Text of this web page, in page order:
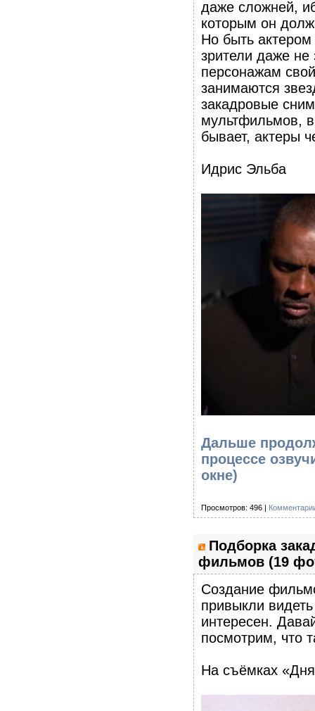
даже сложней,
которым он
Но быть актером
зрители даже
персонажам
занимаются
закадровые
мультфильмов,
бывает, актеры
Идрис Эльба
Дальше
процессе
окне)
Просмотров: 496 |
Подборка
фильмов (19
Создание
привыкли
интересен.
посмотрим, что
На съёмках